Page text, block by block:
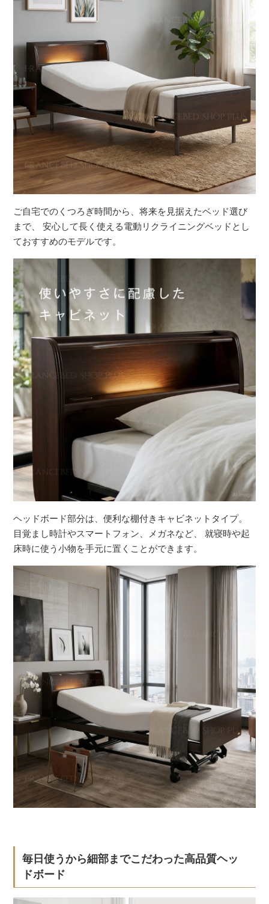
ご自宅でのくつろぎ時間から、将来を見据えたベッド選び
まで、 安心して長く使える電動リクライニングベッドとし
ておすすめのモデルです。
ヘッドボード部分は、便利な棚付きキャビネットタイプ。
目覚まし時計やスマートフォン、メガネなど、 就寝時や起
床時に使う小物を手元に置くことができます。
毎日使うから細部までこだわった高品質ヘッ
ドボード